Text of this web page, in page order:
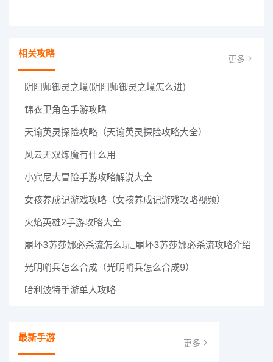
相关攻略 更多
阴阳师御灵之境(阴阳师御灵之境怎么进)
锦衣卫角色手游攻略
天谕英灵探险攻略（天谕英灵探险攻略大全）
风云无双炼魔有什么用
小宾尼大冒险手游攻略解说大全
女孩养成记游戏攻略（女孩养成记游戏攻略视频）
火焰英雄2手游攻略大全
崩坏3苏莎娜必杀流怎么玩_崩坏3苏莎娜必杀流攻略介绍
光明哨兵怎么合成（光明哨兵怎么合成9）
哈利波特手游单人攻略
最新手游 更多